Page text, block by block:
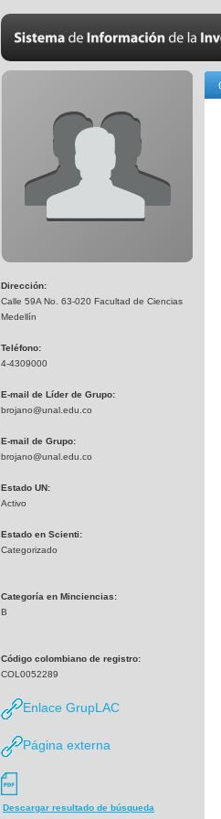
Dirección:
Calle 59A No. 63-020 Facultad de Ciencias
Medellín
Teléfono:
4-4309000
E-mail de Líder de Grupo:
brojano@unal.edu.co
E-mail de Grupo:
brojano@unal.edu.co
Estado UN:
Activo
Estado en Scienti:
Categorizado
Categoría en Minciencias:
B
Código colombiano de registro:
COL0052289
Enlace GrupLAC
Página externa
Descargar resultado de búsqueda